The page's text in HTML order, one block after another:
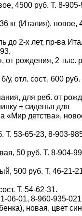
4500 руб. Т. 8-
кг (Италия), новое,
до 2-х лет, пр-ва
от рождения, 2 тыс.
у, отл. сост., 600 руб.
для реб. от
+ сиденья для
«Мир детства»,
Т. 53-65-23, 8-903-
50 руб. Т. 8-904-
500 руб. Т. 46-21-
Т. 54-62-31.
06-01, 8-960-935-
новая, цвет